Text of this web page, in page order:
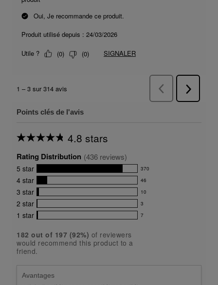
Points clés de l'avis
4.8 stars
Average
for
this
product:
4.8
out
of
5
stars
Rating Distribution (436 reviews)
5 star 370
370
reviews
with
5
star
rating.
4 star 46
46
reviews
with
4
rating.
3 star 10
10
reviews
with
star
rating.
2 star 3
3
reviews
2
star
rating.
1 star 7
7
with
1
rating.
182 out of 197 (92%) of reviewers
would recommend this product to a
friend.
Avantages